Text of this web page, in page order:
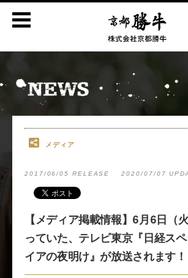
メディア
2017/06/05 RELEASE 2020/07/07
【メディア掲載情報】6月6日（
っていた、テレビ東京『日経ス
イアの夜明け』が放送されます！